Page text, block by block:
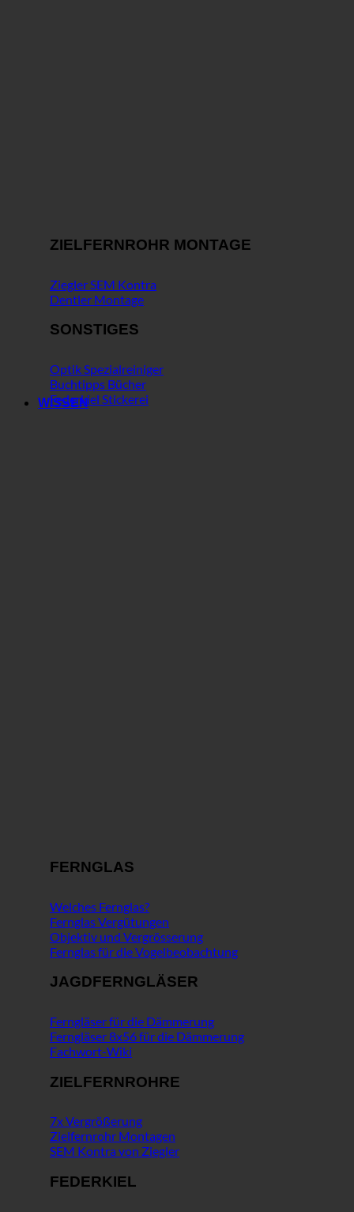
ZIELFERNROHR MONTAGE
Ziegler SEM Kontra
Dentler Montage
SONSTIGES
Optik Spezialreiniger
Buchtipps Bücher
Federkiel Stickerei
WISSEN
FERNGLAS
Welches Fernglas?
Fernglas Vergütungen
Objektiv und Vergrösserung
Fernglas für die Vogelbeobachtung
JAGDFERNGLÄSER
Ferngläser für die Dämmerung
Ferngläser 8x56 für die Dämmerung
Fachwort-Wiki
ZIELFERNROHRE
7x Vergrößerung
Zielfernrohr Montagen
SEM Kontra von Ziegler
FEDERKIEL